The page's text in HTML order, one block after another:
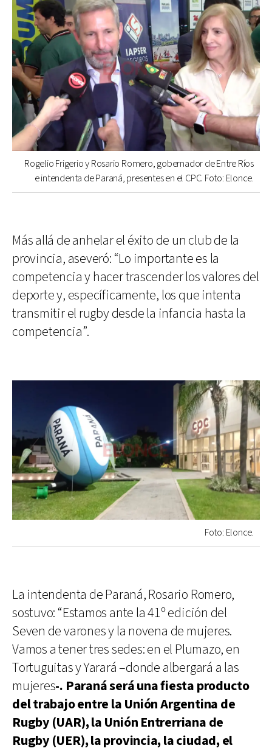
Rogelio Frigerio y Rosario Romero, gobernador de Entre Ríos
e intendenta de Paraná, presentes en el CPC. Foto: Elonce.
Más allá de anhelar el éxito de un club de la
provincia, aseveró: “Lo importante es la
competencia y hacer trascender los valores del
deporte y, específicamente, los que intenta
transmitir el rugby desde la infancia hasta la
competencia”.
Foto: Elonce.
La intendenta de Paraná, Rosario Romero,
sostuvo: “Estamos ante la 41º edición del
Seven de varones y la novena de mujeres.
Vamos a tener tres sedes: en el Plumazo, en
Tortuguitas y Yarará –donde albergará a las
mujeres-. Paraná será una fiesta producto
del trabajo entre la Unión Argentina de
Rugby (UAR), la Unión Entrerriana de
Rugby (UER), la provincia, la ciudad, el